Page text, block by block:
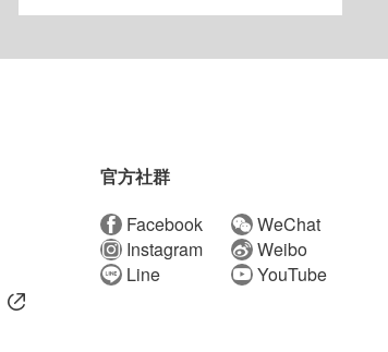
官方社群
Facebook
WeChat
Instagram
Weibo
Line
YouTube